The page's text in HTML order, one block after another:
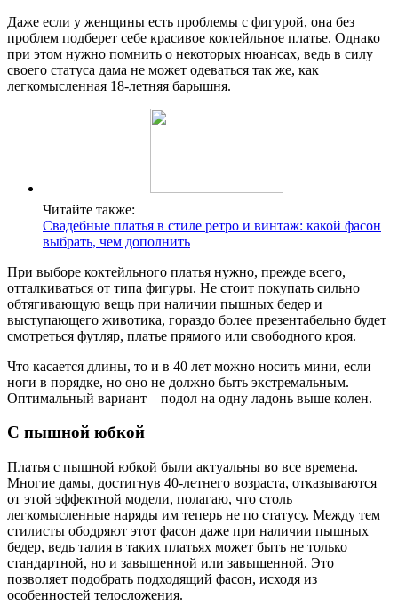
Даже если у женщины есть проблемы с фигурой, она без
проблем подберет себе красивое коктейльное платье. Однако
при этом нужно помнить о некоторых нюансах, ведь в силу
своего статуса дама не может одеваться так же, как
легкомысленная 18-летняя барышня.
Читайте также:
Свадебные платья в стиле ретро и винтаж: какой фасон
выбрать, чем дополнить
При выборе коктейльного платья нужно, прежде всего,
отталкиваться от типа фигуры. Не стоит покупать сильно
обтягивающую вещь при наличии пышных бедер и
выступающего животика, гораздо более презентабельно будет
смотреться футляр, платье прямого или свободного кроя.
Что касается длины, то и в 40 лет можно носить мини, если
ноги в порядке, но оно не должно быть экстремальным.
Оптимальный вариант – подол на одну ладонь выше колен.
С пышной юбкой
Платья с пышной юбкой были актуальны во все времена.
Многие дамы, достигнув 40-летнего возраста, отказываются
от этой эффектной модели, полагаю, что столь
легкомысленные наряды им теперь не по статусу. Между тем
стилисты ободряют этот фасон даже при наличии пышных
бедер, ведь талия в таких платьях может быть не только
стандартной, но и завышенной или завышенной. Это
позволяет подобрать подходящий фасон, исходя из
особенностей телосложения.